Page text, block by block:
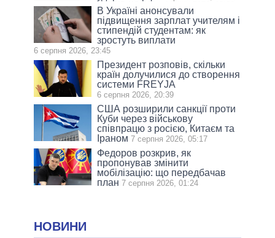
В Україні анонсували
підвищення зарплат учителям і
стипендій студентам: як
зростуть виплати
6 серпня 2026, 23:45
Президент розповів, скільки
країн долучилися до створення
системи FREYJA
6 серпня 2026, 20:39
США розширили санкції проти
Куби через військову
співпрацю з росією, Китаєм та
Іраном 7 серпня 2026, 05:17
Федоров розкрив, як
пропонував змінити
мобілізацію: що передбачав
план 7 серпня 2026, 01:24
НОВИНИ